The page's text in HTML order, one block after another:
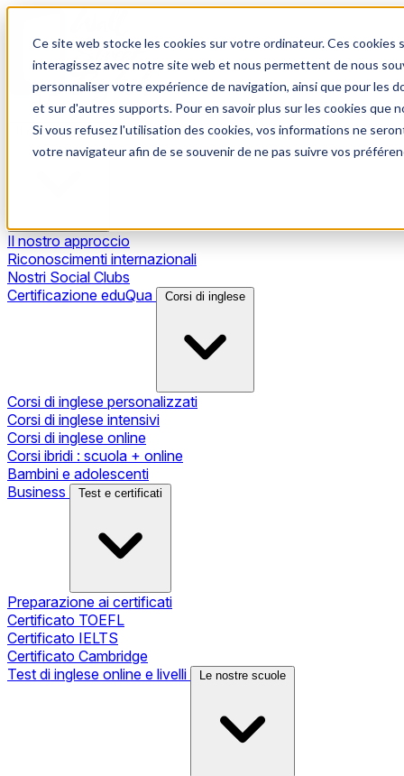
Ce site web stocke les cookies sur votre ordinateur. Ces
interagissez avec notre site web et nous permettent de nous
personnaliser votre expérience de navigation, ainsi que pour les
et sur d'autres supports. Pour en savoir plus sur les cookies
Si vous refusez l'utilisation des cookies, vos informations ne
votre navigateur afin de se souvenir de ne pas suivre vos
Il nostro metodo
Il nostro approccio
Riconoscimenti internazionali
Nostri Social Clubs
Certificazione eduQua
Corsi di inglese
Corsi di inglese personalizzati
Corsi di inglese intensivi
Corsi di inglese online
Corsi ibridi : scuola + online
Bambini e adolescenti
Business
Test e certificati
Preparazione ai certificati
Certificato TOEFL
Certificato IELTS
Certificato Cambridge
Test di inglese online e livelli
Le nostre scuole